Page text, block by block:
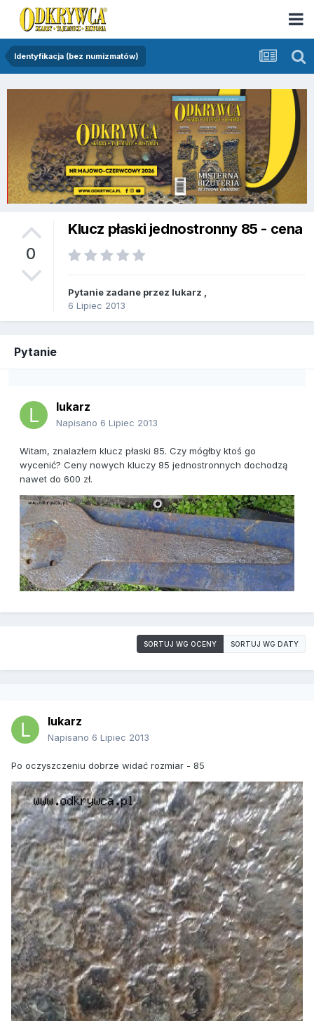
Identyfikacja (bez numizmatów)
0
Klucz płaski jednostronny 85 - cena
Pytanie zadane przez lukarz
6 Lipiec 2013
Pytanie
lukarz
Napisano 6 Lipiec 2013
Witam, znalazłem klucz płaski 85. Czy mógłby ktoś go
wycenić? Ceny nowych kluczy 85 jednostronnych dochodzą
nawet do 600 zł.
SORTUJ WG OCENY SORTUJ WG DATY
lukarz
Napisano 6 Lipiec 2013
Po oczyszczeniu dobrze widać rozmiar - 85